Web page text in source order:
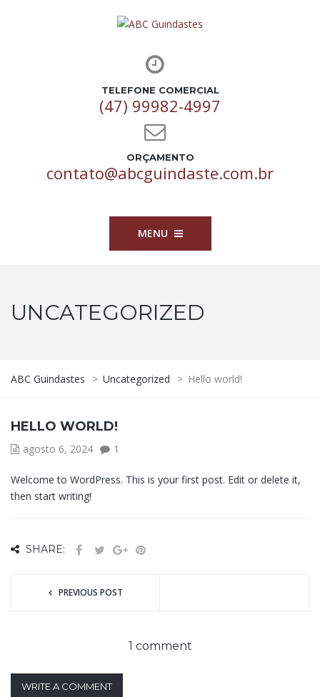
TELEFONE COMERCIAL
(47) 99982-4997
ORÇAMENTO
contato@abcguindaste.com.br
MENU
UNCATEGORIZED
ABC Guindastes > Uncategorized > Hello world!
HELLO WORLD!
agosto 6, 2024 1
Welcome to WordPress. This is your first post. Edit or delete it,
then start writing!
SHARE:
PREVIOUS POST
1 comment
WRITE A COMMENT